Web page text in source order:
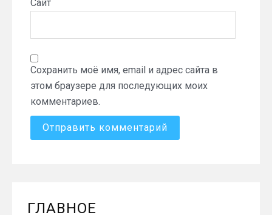
Сайт
Сохранить моё имя, email и адрес сайта в
этом браузере для последующих моих
комментариев.
ГЛАВНОЕ